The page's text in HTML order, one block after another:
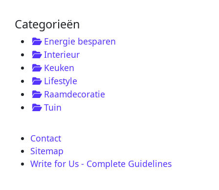
Categorieën
Energie besparen
Interieur
Keuken
Lifestyle
Raamdecoratie
Tuin
Contact
Sitemap
Write for Us - Complete Guidelines